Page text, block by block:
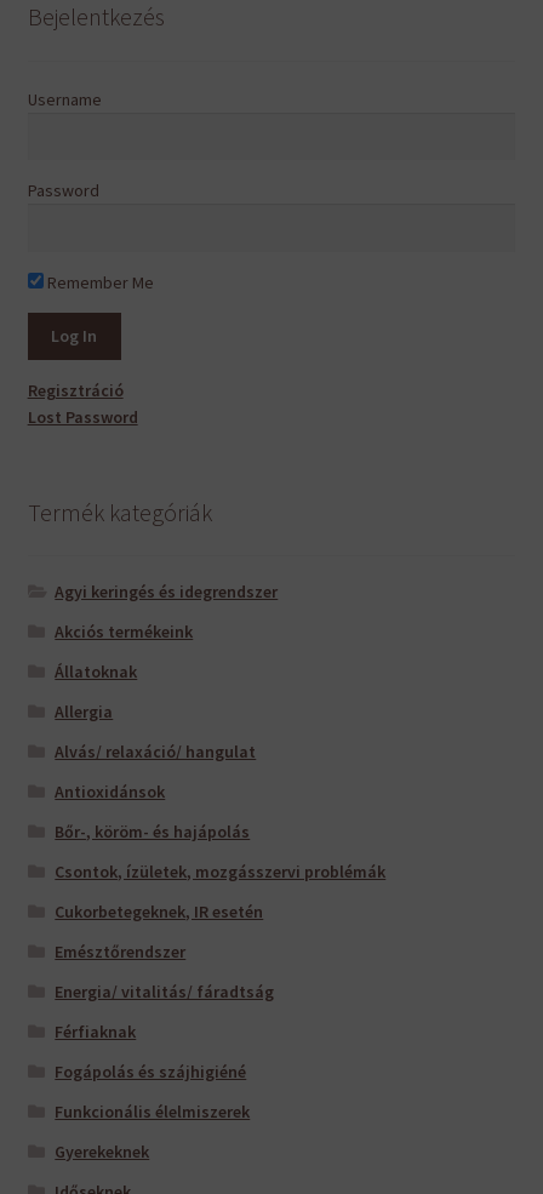
Bejelentkezés
Username
Password
Remember Me
Regisztráció
Lost Password
Termék kategóriák
Agyi keringés és idegrendszer
Akciós termékeink
Állatoknak
Allergia
Alvás/ relaxáció/ hangulat
Antioxidánsok
Bőr-, köröm- és hajápolás
Csontok, ízületek, mozgásszervi problémák
Cukorbetegeknek, IR esetén
Emésztőrendszer
Energia/ vitalitás/ fáradtság
Férfiaknak
Fogápolás és szájhigiéné
Funkcionális élelmiszerek
Gyerekeknek